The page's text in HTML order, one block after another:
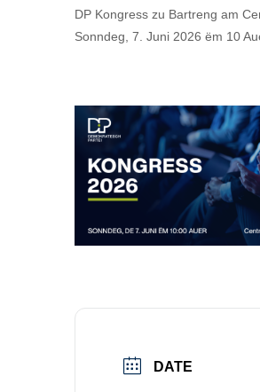
DP Kongress zu Bartreng am
Sonndeg, 7. Juni 2026 ëm 10
DATE